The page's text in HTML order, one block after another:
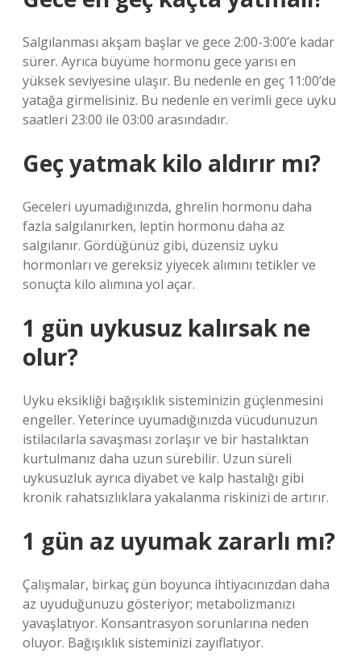
Salgılanması akşam başlar ve gece 2:00-3:00’e kadar
sürer. Ayrıca büyüme hormonu gece yarısı en
yüksek seviyesine ulaşır. Bu nedenle en geç 11:00’de
yatağa girmelisiniz. Bu nedenle en verimli gece uyku
saatleri 23:00 ile 03:00 arasındadır.
Geç yatmak kilo aldırır mı?
Geceleri uyumadığınızda, ghrelin hormonu daha
fazla salgılanırken, leptin hormonu daha az
salgılanır. Gördüğünüz gibi, düzensiz uyku
hormonları ve gereksiz yiyecek alımını tetikler ve
sonuçta kilo alımına yol açar.
1 gün uykusuz kalırsak ne
olur?
Uyku eksikliği bağışıklık sisteminizin güçlenmesini
engeller. Yeterince uyumadığınızda vücudunuzun
istilacılarla savaşması zorlaşır ve bir hastalıktan
kurtulmanız daha uzun sürebilir. Uzun süreli
uykusuzluk ayrıca diyabet ve kalp hastalığı gibi
kronik rahatsızlıklara yakalanma riskinizi de artırır.
1 gün az uyumak zararlı mı?
Çalışmalar, birkaç gün boyunca ihtiyacınızdan daha
az uyuduğunuzu gösteriyor; metabolizmanızı
yavaşlatıyor. Konsantrasyon sorunlarına neden
oluyor. Bağışıklık sisteminizi zayıflatıyor.